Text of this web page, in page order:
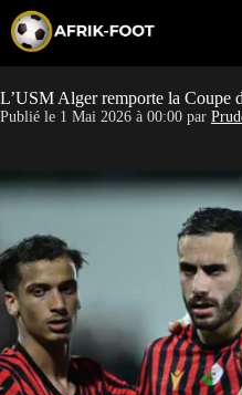
p
t
o
c
t
e
t
L’USM Alger remporte la Coupe
Publié le 1 Mai 2026 à 00:00 par